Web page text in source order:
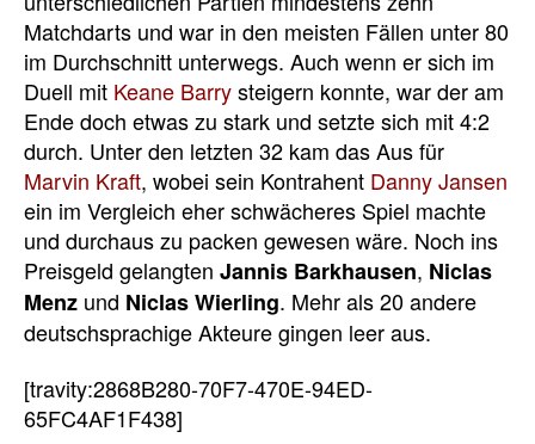
Matchdarts und war in den meisten Fällen unter 80
im Durchschnitt unterwegs. Auch wenn er sich im
Duell mit Keane Barrysteigern konnte, war der am
Ende doch etwas zu stark und setzte sich mit 4:2
durch. Unter den letzten 32 kam das Aus für
Marvin Kraft, wobei sein Kontrahent Danny Jansen
ein im Vergleich eher schwächeres Spiel machte
und durchaus zu packen gewesen wäre. Noch ins
Preisgeld gelangten Jannis Barkhausen, Niclas
Menz und Niclas Wierling. Mehr als 20 andere
deutschsprachige Akteure gingen leer aus.
[travity:2868B280-70F7-470E-94ED-
65FC4AF1F438]